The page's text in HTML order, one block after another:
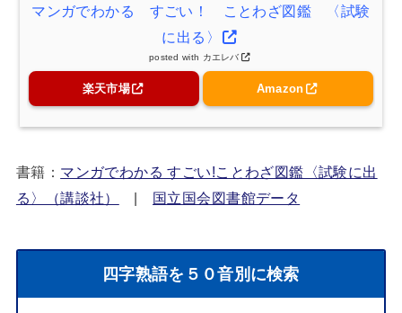
マンガでわかる すごい！ ことわざ図鑑 〈試験
に出る〉
posted with カエレバ
楽天市場 Amazon
書籍： マンガでわかる すごい!ことわざ図鑑〈試験に出
る〉（講談社）
国立国会図書館データ
四字熟語を５０音別に検索